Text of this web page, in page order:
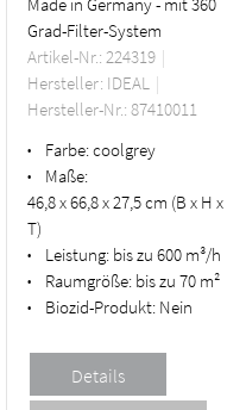
Grad-Filter-System
Artikel-Nr.: 224319
Hersteller: IDEAL
Hersteller-Nr.: 87410011
• Farbe:coolgrey
•
Maße:
46,8 x 66,8 x 27,5 cm (B x H x
T)
• Leistung: bis zu 600 m³/h
• Raumgröße: bis zu 70 m²
• Biozid-Produkt: Nein